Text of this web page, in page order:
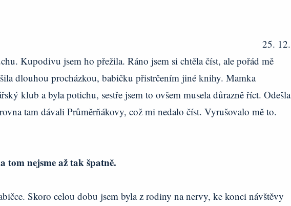
25. 12.
Kupodivu jsem ho přežila. Ráno jsem si chtěla číst, ale pořád mě
dlouhou procházkou, babičku přistrčením jiné knihy. Mamka
klub a byla potichu, sestře jsem to ovšem musela důrazně říct. Odešla
tam dávali Průměrňákovy, což mi nedalo číst. Vyrušovalo mě to.
tom nejsme až tak špatně.
Skoro celou dobu jsem byla z rodiny na nervy, ke konci návštěvy